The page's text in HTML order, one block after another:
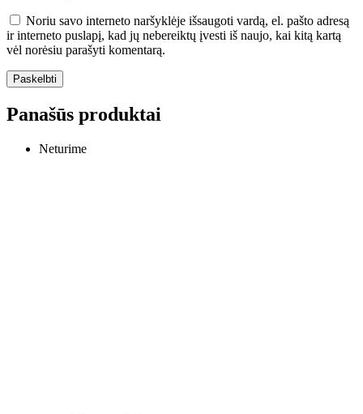
Noriu savo interneto naršyklėje išsaugoti vardą, el. pašto adresą
ir interneto puslapį, kad jų nebereiktų įvesti iš naujo, kai kitą kartą
vėl norėsiu parašyti komentarą.
Panašūs produktai
Neturime